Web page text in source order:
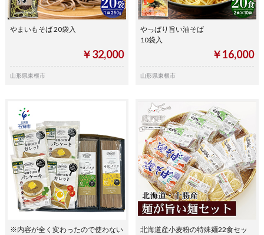
やまいもそば 20袋入
￥32,000
山形県東根市
やっぱり旨い油そば
10袋入
￥16,000
山形県東根市
※内容が全く変わったので使わない
北海道産小麦粉の特殊麺22食セッ